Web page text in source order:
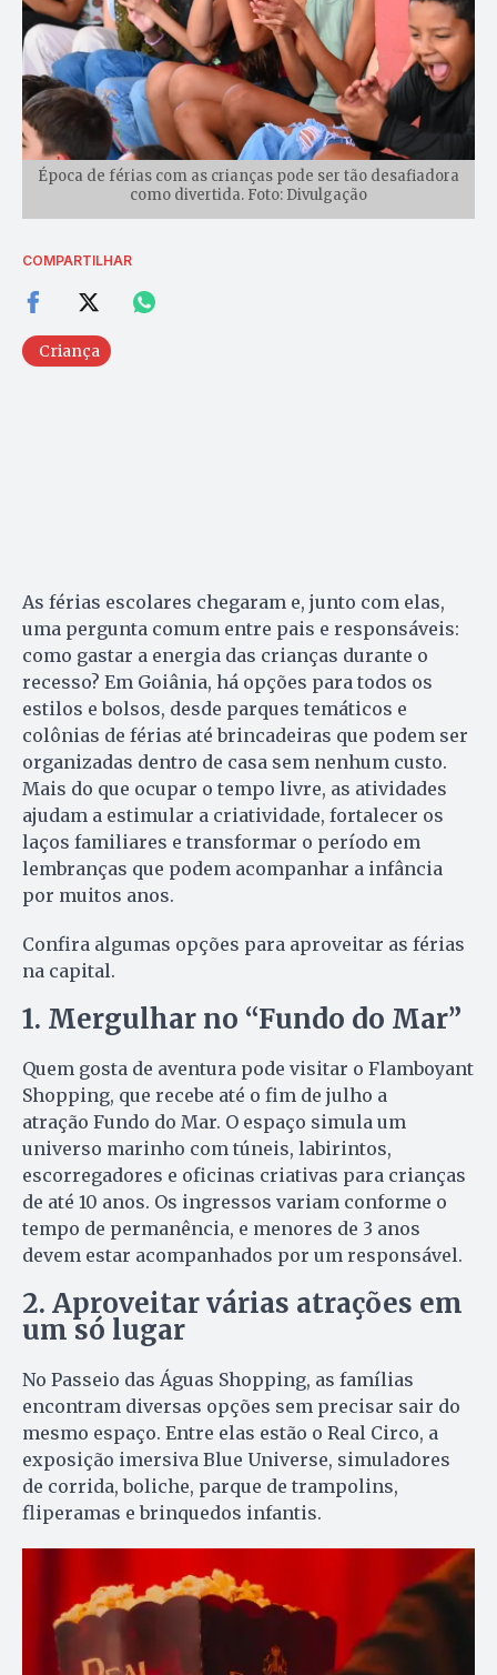
Época de férias com as crianças pode ser tão desafiadora
como divertida. Foto: Divulgação
COMPARTILHAR
Criança
As férias escolares chegaram e, junto com elas,
uma pergunta comum entre pais e responsáveis:
como gastar a energia das crianças durante o
recesso? Em Goiânia, há opções para todos os
estilos e bolsos, desde parques temáticos e
colônias de férias até brincadeiras que podem ser
organizadas dentro de casa sem nenhum custo.
Mais do que ocupar o tempo livre, as atividades
ajudam a estimular a criatividade, fortalecer os
laços familiares e transformar o período em
lembranças que podem acompanhar a infância
por muitos anos.
Confira algumas opções para aproveitar as férias
na capital.
1. Mergulhar no “Fundo do Mar”
Quem gosta de aventura pode visitar o Flamboyant
Shopping, que recebe até o fim de julho a
atração Fundo do Mar. O espaço simula um
universo marinho com túneis, labirintos,
escorregadores e oficinas criativas para crianças
de até 10 anos. Os ingressos variam conforme o
tempo de permanência, e menores de 3 anos
devem estar acompanhados por um responsável.
2. Aproveitar várias atrações em
um só lugar
No Passeio das Águas Shopping, as famílias
encontram diversas opções sem precisar sair do
mesmo espaço. Entre elas estão o Real Circo, a
exposição imersiva Blue Universe, simuladores
de corrida, boliche, parque de trampolins,
fliperamas e brinquedos infantis.